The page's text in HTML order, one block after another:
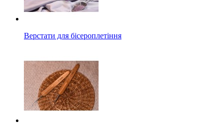
Верстати для бісероплетіння